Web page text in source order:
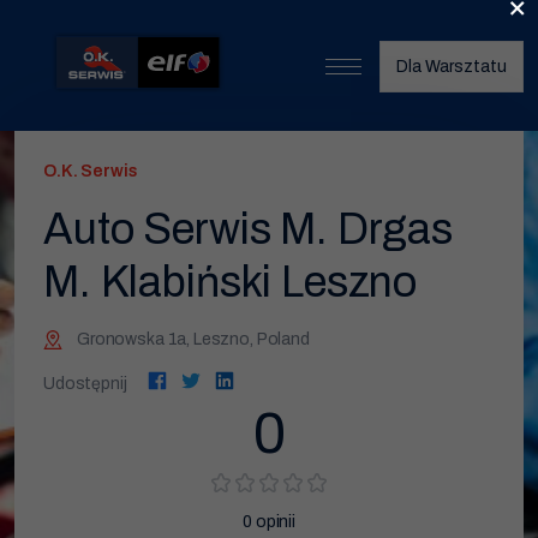
Start
Umów wizytę
Znajdź warsztat
Nasze usługi
Wymiana opon
Dla Warsztatu
O.K. Serwis
Auto Serwis M. Drgas
M. Klabiński Leszno
Gronowska 1a, Leszno, Poland
Udostępnij
0
0 opinii